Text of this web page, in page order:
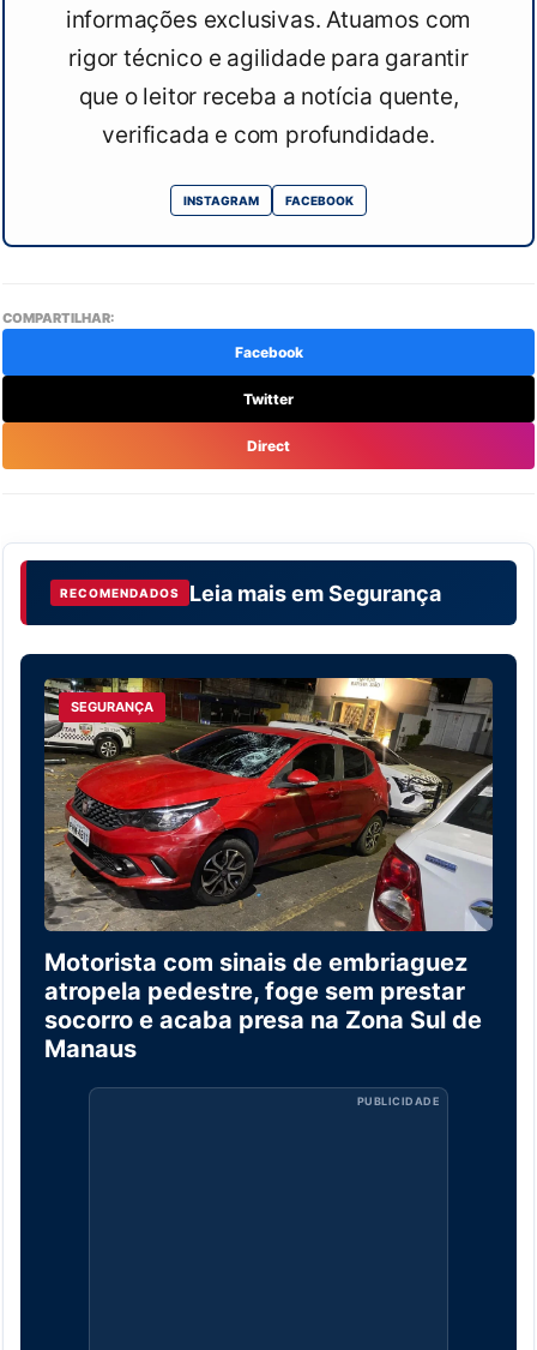
informações exclusivas. Atuamos com
rigor técnico e agilidade para garantir
que o leitor receba a notícia quente,
verificada e com profundidade.
INSTAGRAM FACEBOOK
COMPARTILHAR:
Facebook
Twitter
Direct
RECOMENDADOS Leia mais emSegurança
SEGURANÇA
Motorista com sinais de embriaguez
atropela pedestre, foge sem prestar
socorro e acaba presa na Zona Sul de
Manaus
PUBLICIDADE